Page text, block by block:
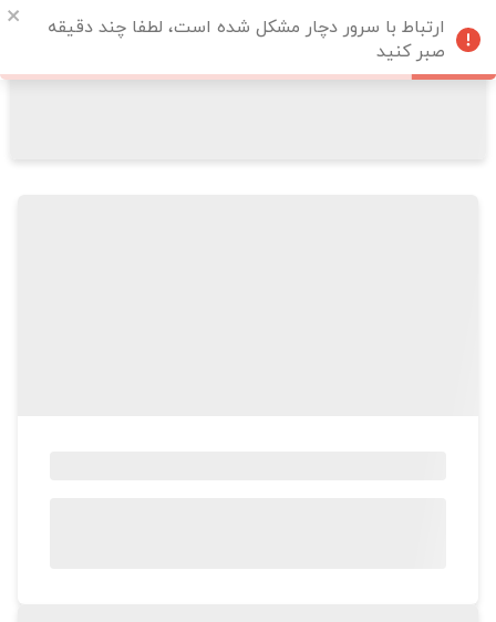
ارتباط با سرور دچار مشکل شده است، لطفا چند دقیقه
صبر کنید